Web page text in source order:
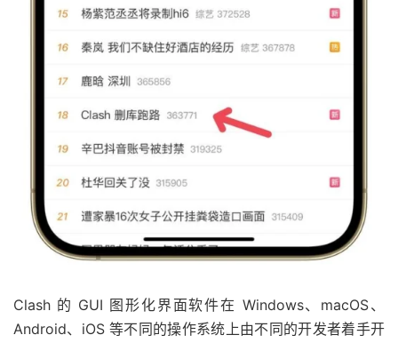
Clash 的 GUI 图形化界面软件在 Windows、macOS、
Android、iOS 等不同的操作系统上由不同的开发者着手开